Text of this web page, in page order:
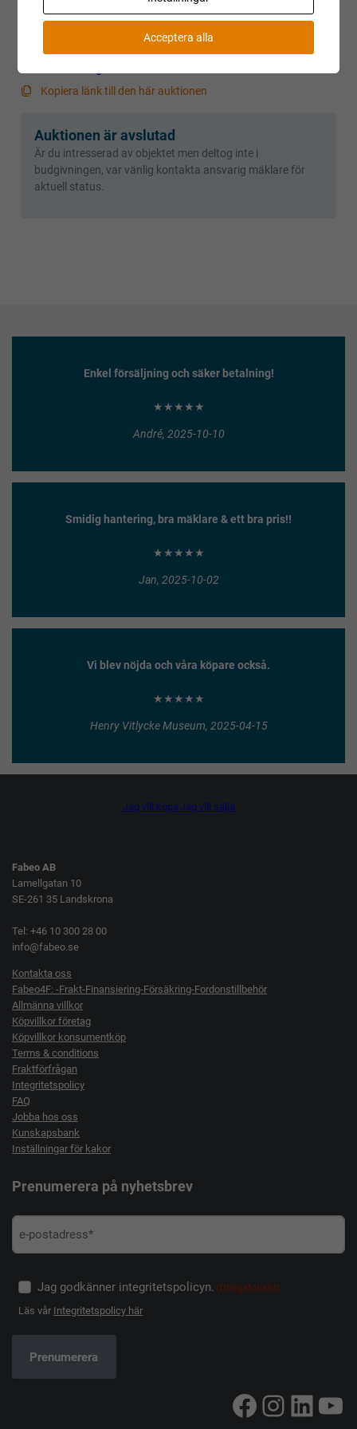
Registrerade fordon säljs avställda om inget annat anges.
Kopiera länk till den här auktionen
Auktionen är avslutad
Är du intresserad av objektet men deltog inte i
budgivningen, var vänlig kontakta ansvarig mäklare för
aktuell status.
Enkel försäljning och säker betalning!
★★★★★
André, 2025-10-10
Smidig hantering, bra mäklare & ett bra pris!!
★★★★★
Jan, 2025-10-02
Vi blev nöjda och våra köpare också.
★★★★★
Henry Vitlycke Museum, 2025-04-15
Jag vill köpa Jag vill sälja
Fabeo AB
Lamellgatan 10
SE-261 35 Landskrona
Tel: +46 10 300 28 00
info@fabeo.se
Kontakta oss
Fabeo4F: -Frakt-Finansiering-Försäkring-Fordonstillbehör
Allmänna villkor
Köpvillkor företag
Köpvillkor konsumentköp
Terms & conditions
Fraktförfrågan
Integritetspolicy
FAQ
Jobba hos oss
Kunskapsbank
Inställningar för kakor
Prenumerera på nyhetsbrev
Jag godkänner integritetspolicyn. (Obligatoriskt)
Läs vår Integritetspolicy här
Facebook
Acceptera alla